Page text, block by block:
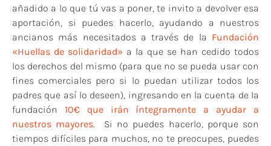
añadido a lo que tú vas a poner, te invito a devolver esa
aportación, si puedes hacerlo, ayudando a nuestros
ancianos más necesitados a través de la Fundación
«Huellas de solidaridad» a la que se han cedido todos
los derechos del mismo (para que no se pueda usar con
fines comerciales pero si lo puedan utilizar todos los
padres que así lo deseen), ingresando en la cuenta de la
fundación 10€ que irán íntegramente a ayudar a
nuestros mayores. Si no puedes hacerlo, porque son
tiempos difíciles para muchos, no te preocupes, puedes